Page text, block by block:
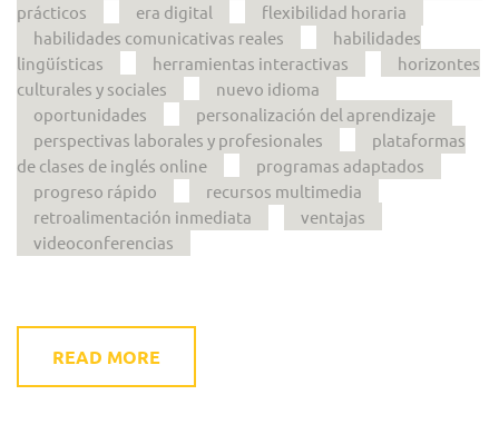
prácticos
era digital
flexibilidad horaria
habilidades comunicativas reales
habilidades
lingüísticas
herramientas interactivas
horizontes
culturales y sociales
nuevo idioma
oportunidades
personalización del aprendizaje
perspectivas laborales y profesionales
plataformas
de clases de inglés online
programas adaptados
progreso rápido
recursos multimedia
retroalimentación inmediata
ventajas
videoconferencias
READ MORE